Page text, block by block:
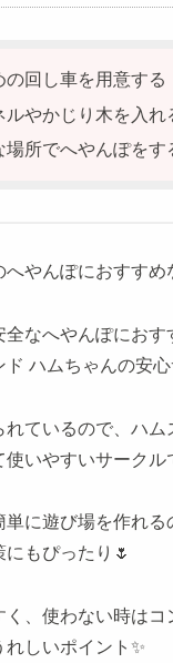
の回し車を用意する
ルやかじり木を入れ
場所でへやんぽをす
やんぽにおすすめ
なへやんぽにおす
ド ハムちゃんの安
れているので、ハム
使いやすいサークル
単に遊び場を作れる
もぴったり🌷
く、使わない時はコ
れしいポイント✨